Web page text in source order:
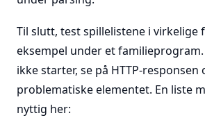
Til slutt, test spillelistene i virkelige
eksempel under et familieprogram.
ikke starter, se på HTTP-
problematiske elementet. En liste
nyttig her: